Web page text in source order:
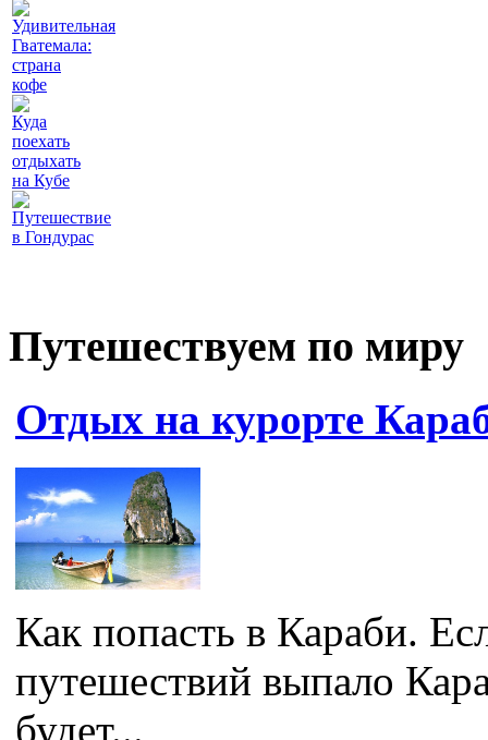
Удивительная
Гватемала:
страна
кофе
Куда
поехать
отдыхать
на Кубе
Путешествие
в Гондурас
Путешествуем по миру
Отдых на курорте
Как попасть в Караби.
путешествий выпало
будет...